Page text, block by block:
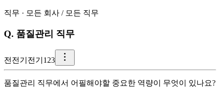
직무 · 모든 회사 / 모든 직무
Q. 품질관리 직무
전 전기전기123
품질관리 직무에서 어필해야할 중요한 역량이 무엇이 있나요?